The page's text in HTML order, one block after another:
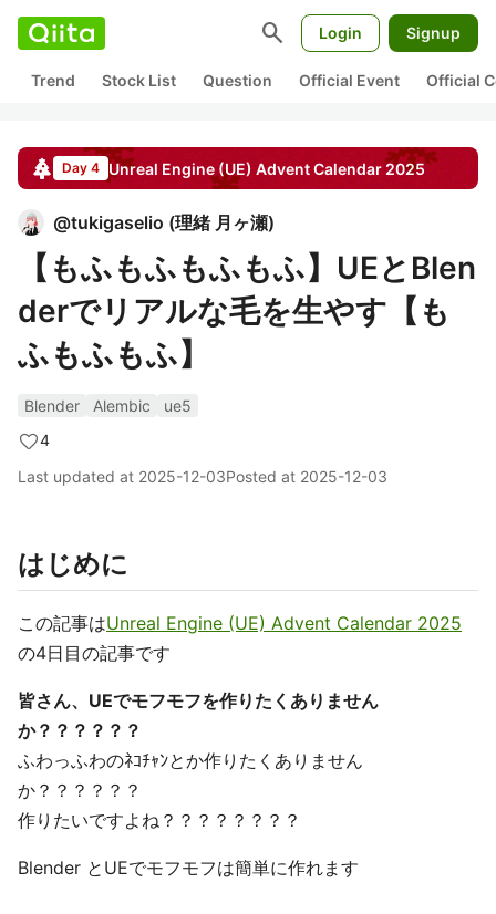
search Login Signup
Trend Stock List Question Official Event Official
Day 4 Unreal Engine (UE) Advent Calendar2025
@tukigaselio (理緒 月ヶ瀬)
【もふもふもふもふ】UEとBlen
derでリアルな毛を生やす【も
ふもふもふ】
Blender Alembic
ue5
4
Last updated at 2025-12-03Posted at 2025-12-03
はじめに
この記事はUnreal Engine (UE) Advent Calendar 2025
の4日目の記事です
皆さん、UEでモフモフを作りたくありません
か？？？？？？
ふわっふわのﾈｺﾁｬﾝとか作りたくありません
か？？？？？？
作りたいですよね？？？？？？？？
Blender とUEでモフモフは簡単に作れます